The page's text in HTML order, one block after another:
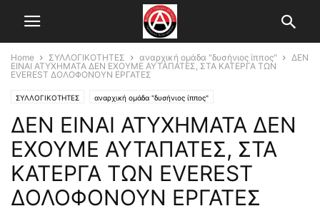
Home ΣΥΛΛΟΓΙΚΟΤΗΤΕΣ αναρχική ομάδα "δυσήνιος ίππος"
ΔΕΝ
ΕΙΝΑΙ ΑΤΥΧΗΜΑΤΑ ΔΕΝ ΕΧΟΥΜΕ ΑΥΤΑΠΑΤΕΣ, ΣΤΑ ΚΑΤΕΡΓΑ ΤΩΝ
EVEREST ΔΟΛΟΦΟΝΟΥΝ ΕΡΓΑΤΕΣ
ΣΥΛΛΟΓΙΚΟΤΗΤΕΣ αναρχική ομάδα "δυσήνιος ίππος"
ΔΕΝ ΕΙΝΑΙ ΑΤΥΧΗΜΑΤΑ ΔΕΝ
ΕΧΟΥΜΕ ΑΥΤΑΠΑΤΕΣ, ΣΤΑ
ΚΑΤΕΡΓΑ ΤΩΝ EVEREST
ΔΟΛΟΦΟΝΟΥΝ ΕΡΓΑΤΕΣ